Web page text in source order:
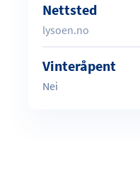
Nettsted
lysoen.no
Vinteråpent
Nei